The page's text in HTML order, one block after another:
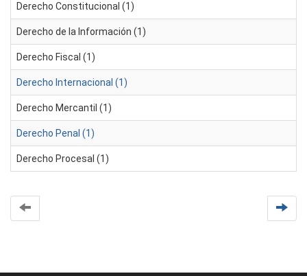
Derecho Constitucional (1)
Derecho de la Información (1)
Derecho Fiscal (1)
Derecho Internacional (1)
Derecho Mercantil (1)
Derecho Penal (1)
Derecho Procesal (1)